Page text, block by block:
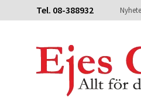
Tel. 08-388932